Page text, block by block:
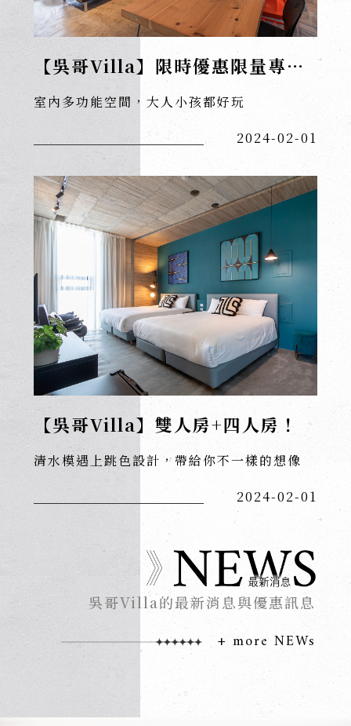
【吳哥Villa】限時優惠限量專案
室內多功能空間，大人小孩都好玩
2024-02-01
【吳哥Villa】雙人房+四人房！
清水模遇上跳色設計，帶給你不一樣的想像
2024-02-01
吳哥Villa的最新消息與優惠訊息
+ more NEWs